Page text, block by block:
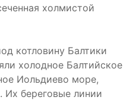
холмистой
котловину Балтики
холодное Балтийское
Иольдиево море,
Их береговые линии